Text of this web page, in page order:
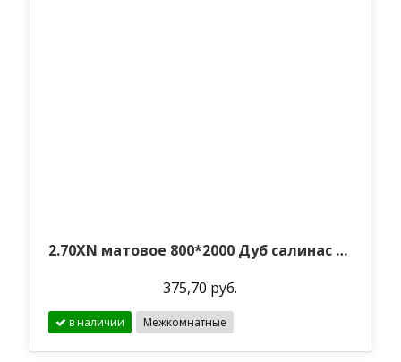
2.70XN матовое 800*2000 Дуб салинас темный
375,70 руб.
в наличии Межкомнатные